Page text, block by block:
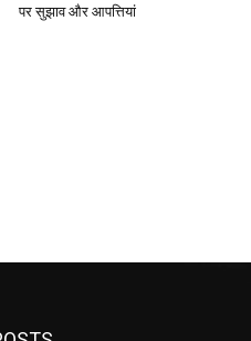
पर सुझाव और आपत्तियां